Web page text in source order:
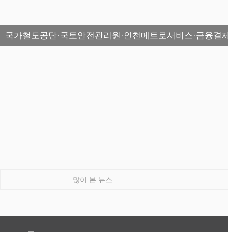
국가철도공단·국토안전관리원·인천메트로서비스·금융결
많이 본 뉴스